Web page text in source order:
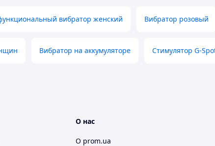
вибратор женский Вибратор розовый
Вибратор на аккумуляторе Стимулятор G-
О нас
О prom.ua